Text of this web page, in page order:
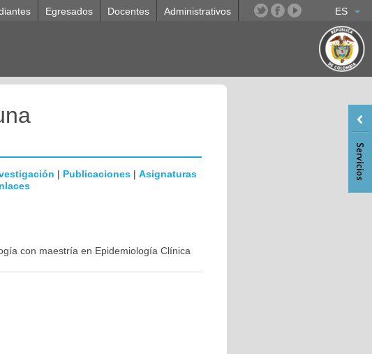
ES
Egresados Docentes Administrativos
| Publicaciones | Asignaturas
con maestría en Epidemiología Clínica